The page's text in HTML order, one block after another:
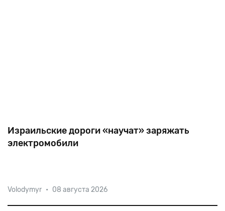
Израильские дороги «научат» заряжать
электромобили
позволяющий транспорту с электродвигателями
заряжаться по пути следования, пройдет
Volodymyr • 08 августа 2026